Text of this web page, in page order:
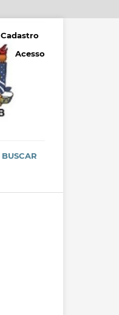
BUSCAR
Cadastro
Acesso